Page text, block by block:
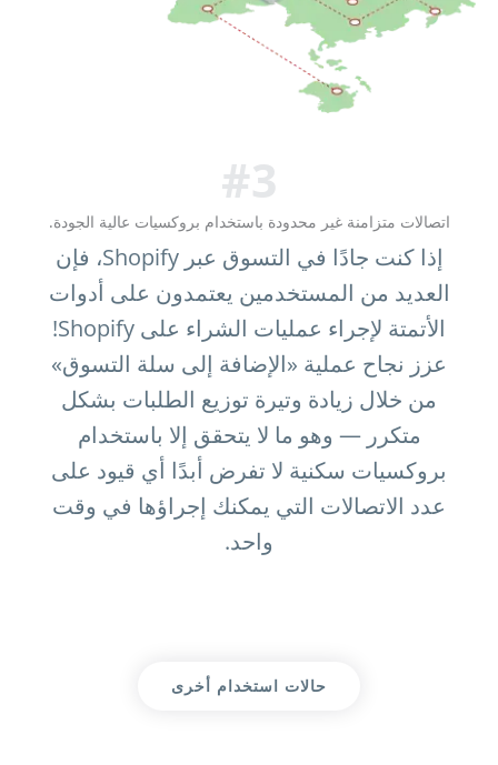
#3
اتصالات متزامنة غير محدودة باستخدام بروكسيات عالية الجودة.
إذا كنت جادًا في التسوق عبر Shopify، فإن
العديد من المستخدمين يعتمدون على أدوات
الأتمتة لإجراء عمليات الشراء على Shopify!
عزز نجاح عملية «الإضافة إلى سلة التسوق»
من خلال زيادة وتيرة توزيع الطلبات بشكل
متكرر — وهو ما لا يتحقق إلا باستخدام
بروكسيات سكنية لا تفرض أبدًا أي قيود على
عدد الاتصالات التي يمكنك إجراؤها في وقت
واحد.
حالات استخدام أخرى